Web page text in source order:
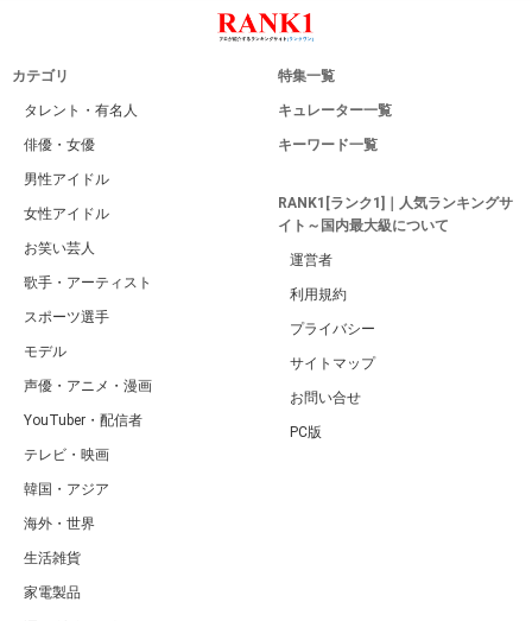
カテゴリ
タレント・有名人
俳優・女優
男性アイドル
女性アイドル
お笑い芸人
歌手・アーティスト
スポーツ選手
モデル
声優・アニメ・漫画
YouTuber・配信者
テレビ・映画
韓国・アジア
海外・世界
生活雑貨
家電製品
特集一覧
キュレーター一覧
キーワード一覧
RANK1[ランク1]｜人気ランキングサ
イト～国内最大級について
運営者
利用規約
プライバシー
サイトマップ
お問い合せ
PC版